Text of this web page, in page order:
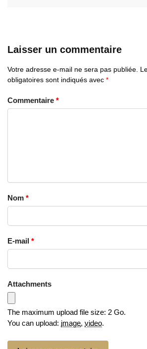
Laisser un commentaire
Votre adresse e-mail ne sera pas publiée.
obligatoires sont indiqués avec *
Commentaire *
Nom *
E-mail *
Attachments
The maximum upload file size: 2 Go.
You can upload: image, video.